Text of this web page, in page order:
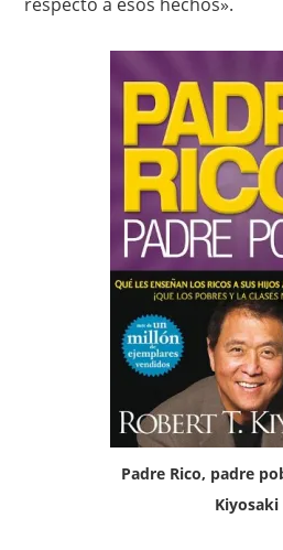
Padre Rico, padre
Kiyosaki